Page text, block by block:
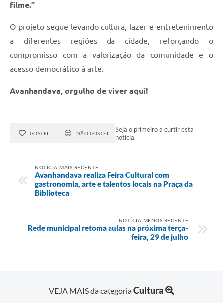
filme.”
O projeto segue levando cultura, lazer e entretenimento
a diferentes regiões da cidade, reforçando o
compromisso com a valorização da comunidade e o
acesso democrático à arte.
Avanhandava, orgulho de viver aqui!
GOSTEI NÃO GOSTEI
Seja o primeiro a curtir esta
notícia.
NOTÍCIA MAIS RECENTE
Avanhandava realiza Feira Cultural com
gastronomia, arte e talentos locais na Praça da
Biblioteca
NOTÍCIA MENOS RECENTE
Rede municipal retoma aulas na próxima terça-
feira, 29 de julho
VEJA MAIS da categoriaCultura